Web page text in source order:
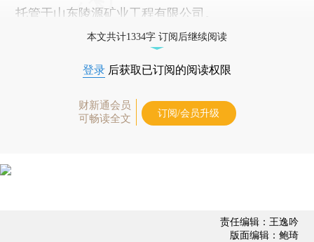
托管于山东陵源矿业工程有限公司。
本文共计1334字 订阅后继续阅读
登录 后获取已订阅的阅读权限
财新通会员
可畅读全文
订阅/会员升级
责任编辑：王逸吟
版面编辑：鲍琦